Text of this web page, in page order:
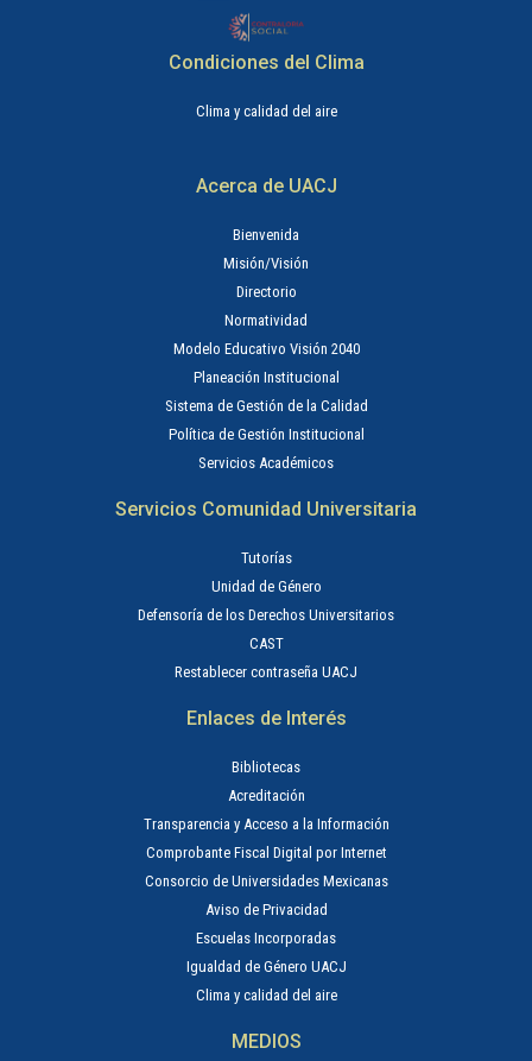
Condiciones del Clima
Clima y calidad del aire
Acerca de UACJ
Bienvenida
Misión/Visión
Directorio
Normatividad
Modelo Educativo Visión 2040
Planeación Institucional
Sistema de Gestión de la Calidad
Política de Gestión Institucional
Servicios Académicos
Servicios Comunidad Universitaria
Tutorías
Unidad de Género
Defensoría de los Derechos Universitarios
CAST
Restablecer contraseña UACJ
Enlaces de Interés
Bibliotecas
Acreditación
Transparencia y Acceso a la Información
Comprobante Fiscal Digital por Internet
Consorcio de Universidades Mexicanas
Aviso de Privacidad
Escuelas Incorporadas
Igualdad de Género UACJ
Clima y calidad del aire
MEDIOS